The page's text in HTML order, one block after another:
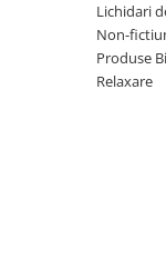
ScienceConnection
SelfConnect
Lichidari
Non-
Produse
Relaxare